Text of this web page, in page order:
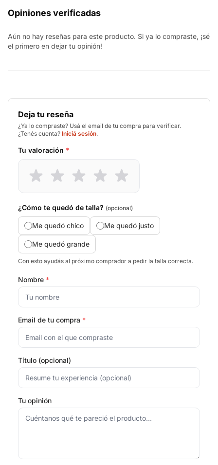
Opiniones verificadas
Aún no hay reseñas para este producto. Si ya lo compraste, ¡sé
el primero en dejar tu opinión!
Deja tu reseña
¿Ya lo compraste? Usá el email de tu compra para verificar.
¿Tenés cuenta? Iniciá sesión.
Tu valoración *
¿Cómo te quedó de talla? (opcional)
Me quedó chico Me quedó justo
Me quedó grande
Con esto ayudás al próximo comprador a pedir la talla correcta.
Nombre *
Email de tu compra *
Título (opcional)
Tu opinión